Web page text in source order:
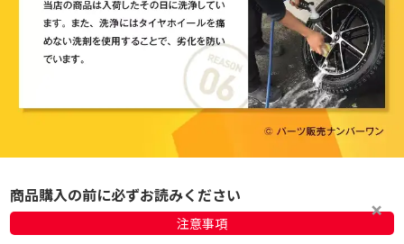
商品購入の前に必ずお読みください
注意事項